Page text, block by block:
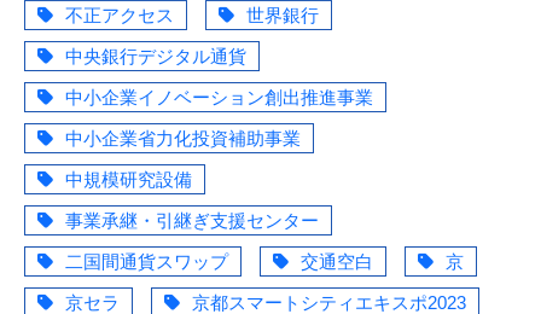
不正アクセス
世界銀行
中央銀行デジタル通貨
中小企業イノベーション創出推進事業
中小企業省力化投資補助事業
中規模研究設備
事業承継・引継ぎ支援センター
二国間通貨スワップ
交通空白
京
京セラ
京都スマートシティエキスポ2023